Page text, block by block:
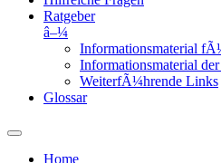
Ratgeber
â–¼
Informationsmaterial
Informationsmaterial
WeiterfÃ¼hrende Links
Glossar
Home